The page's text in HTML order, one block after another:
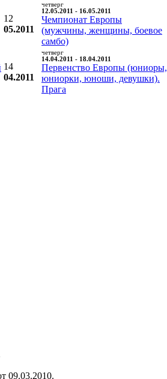
12
05.2011
четверг
12.05.2011 - 16.05.2011
Чемпионат Европы
(мужчины, женщины, боевое
самбо)
14
04.2011
четверг
14.04.2011 - 18.04.2011
Первенство Европы (юниоры,
юниорки, юноши, девушки).
Прага
09.03.2010.